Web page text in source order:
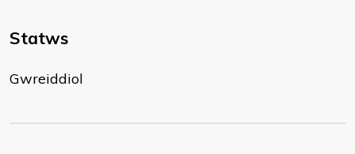
Statws
Gwreiddiol